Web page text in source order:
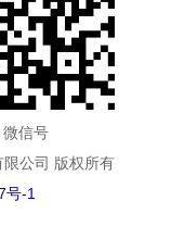
微信号
公司 版权所有
号-1